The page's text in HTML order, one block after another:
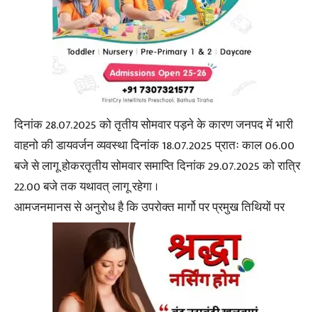
दिनांक 28.07.2025 को तृतीय सोमवार पड़ने के कारण जनपद में भारी
वाहनो की डायवर्जन व्यवस्था दिनांक 18.07.2025 प्रातः काल 06.00
बजे से लागू होकरतृतीय सोमवार समाप्ति दिनांक 29.07.2025 को रात्रि
22.00 बजे तक यथावत् लागू रहेगा ।
आमजनमानस से अनुरोध है कि उपरोक्त मार्गो पर प्रमुख तिथियों पर